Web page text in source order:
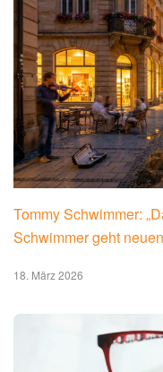
Tommy Schwimmer:
Schwimmer geht
18. März 2026